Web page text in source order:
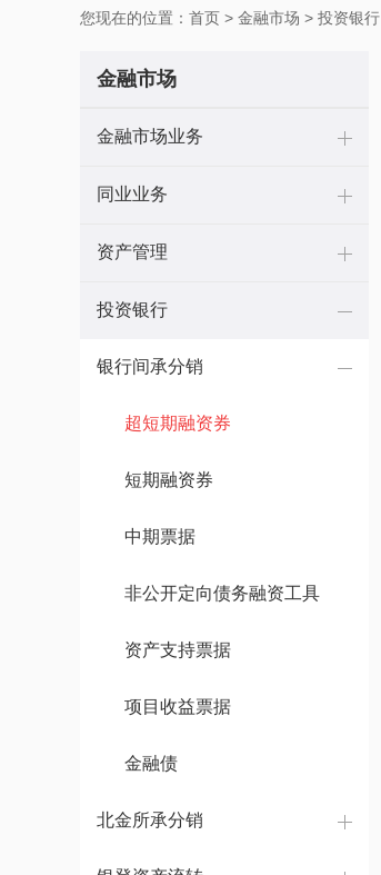
您现在的位置： 首页 > 金融市场 > 投资银行
金融市场
金融市场业务
同业业务
资产管理
投资银行
银行间承分销
超短期融资券
短期融资券
中期票据
非公开定向债务融资工具
资产支持票据
项目收益票据
金融债
北金所承分销